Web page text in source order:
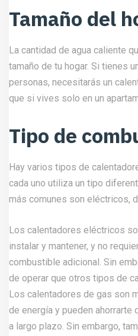
Tamaño del
La cantidad de agua caliente
tamaño de tu hogar. Si tienes
personas, necesitarás un
que si vives solo en un
Tipo de
Hay varios tipos de
cada uno utiliza un tipo
más comunes son eléctricos,
Los calentadores eléctricos
instalar y mantener, y no
combustible adicional. Sin
de operar que otros tipos de
Los calentadores de gas son
de energía y pueden
a largo plazo. Sin embargo,